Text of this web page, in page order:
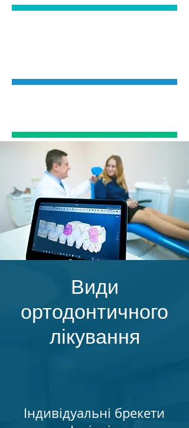
Види
ортодонтичного
лікування
Індивідуальні брекети